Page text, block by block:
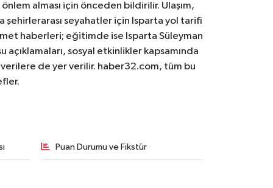
alması için önceden bildirilir. Ulaşım,
şehirlerarası seyahatler için Isparta yol tarifi
haberleri; eğitimde ise Isparta Süleyman
sosyal etkinlikler kapsamında
de yer verilir. haber32.com, tüm bu
Puan Durumu ve Fikstür